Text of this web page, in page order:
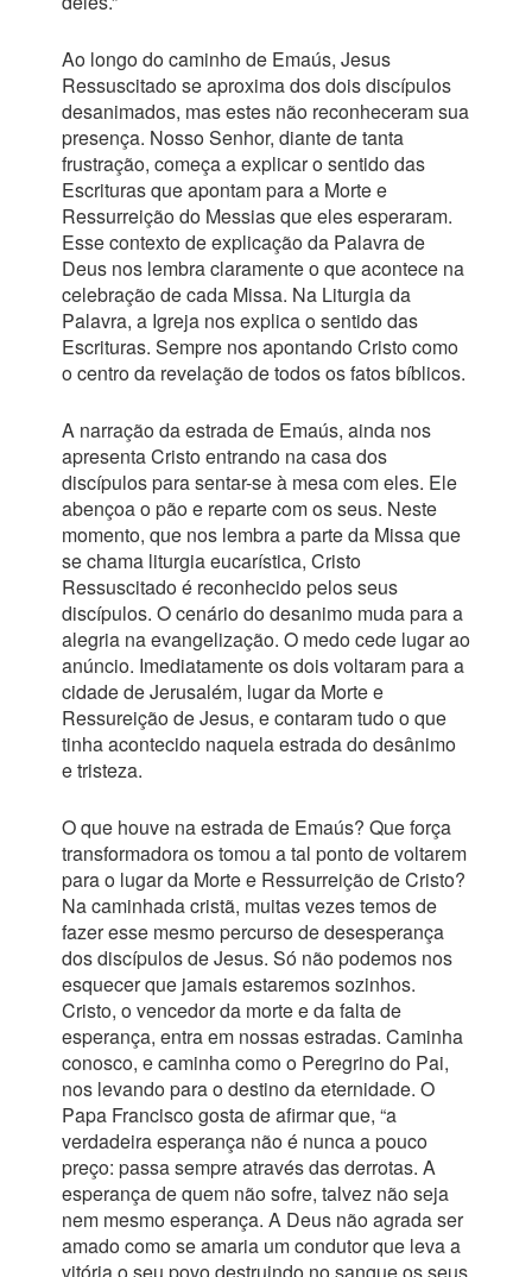
Ao longo do caminho de Emaús, Jesus
Ressuscitado se aproxima dos dois discípulos
desanimados, mas estes não reconheceram sua
presença. Nosso Senhor, diante de tanta
frustração, começa a explicar o sentido das
Escrituras que apontam para a Morte e
Ressurreição do Messias que eles esperaram.
Esse contexto de explicação da Palavra de
Deus nos lembra claramente o que acontece na
celebração de cada Missa. Na Liturgia da
Palavra, a Igreja nos explica o sentido das
Escrituras. Sempre nos apontando Cristo como
o centro da revelação de todos os fatos bíblicos.
A narração da estrada de Emaús, ainda nos
apresenta Cristo entrando na casa dos
discípulos para sentar-se à mesa com eles. Ele
abençoa o pão e reparte com os seus. Neste
momento, que nos lembra a parte da Missa que
se chama liturgia eucarística, Cristo
Ressuscitado é reconhecido pelos seus
discípulos. O cenário do desanimo muda para a
alegria na evangelização. O medo cede lugar ao
anúncio. Imediatamente os dois voltaram para a
cidade de Jerusalém, lugar da Morte e
Ressureição de Jesus, e contaram tudo o que
tinha acontecido naquela estrada do desânimo
e tristeza.
O que houve na estrada de Emaús? Que força
transformadora os tomou a tal ponto de voltarem
para o lugar da Morte e Ressurreição de Cristo?
Na caminhada cristã, muitas vezes temos de
fazer esse mesmo percurso de desesperança
dos discípulos de Jesus. Só não podemos nos
esquecer que jamais estaremos sozinhos.
Cristo, o vencedor da morte e da falta de
esperança, entra em nossas estradas. Caminha
conosco, e caminha como o Peregrino do Pai,
nos levando para o destino da eternidade. O
Papa Francisco gosta de afirmar que, “a
verdadeira esperança não é nunca a pouco
preço: passa sempre através das derrotas. A
esperança de quem não sofre, talvez não seja
nem mesmo esperança. A Deus não agrada ser
amado como se amaria um condutor que leva a